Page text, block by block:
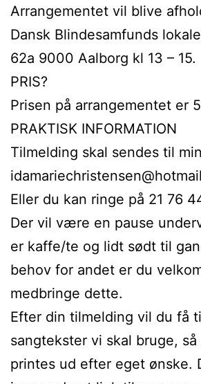
Arrangementet vil blive
Dansk Blindesamfunds
62a 9000 Aalborg kl 13 – 15.
PRIS?
Prisen på arrangementet er
PRAKTISK INFORMATION
Tilmelding skal sendes til
Eller du kan ringe på 21 76
Der vil være en pause
er kaffe/te og lidt sødt til
behov for andet er du
medbringe dette.
Efter din tilmelding vil du få
sangtekster vi skal bruge, så
printes ud efter eget ønske.